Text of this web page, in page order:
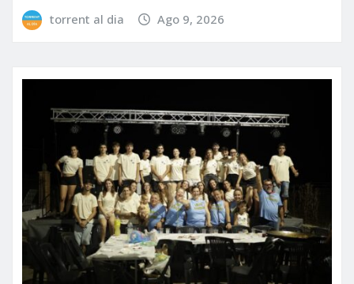
torrent al dia Ago 9, 2026